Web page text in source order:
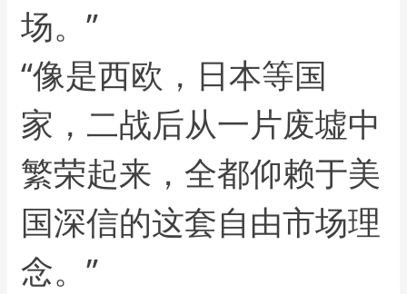
场。”
“像是西欧，日本等国
家，二战后从一片废墟中
繁荣起来，全都仰赖于美
国深信的这套自由市场理
念。”